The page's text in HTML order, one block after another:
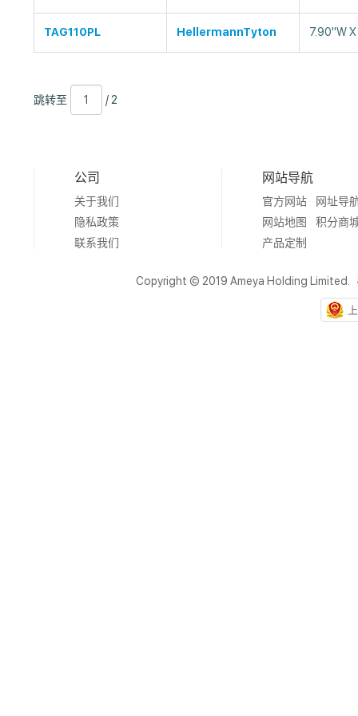
TAG110PL HellermannTyton 7.90"W
跳
转
跳转至
2
/ 2
公司
关于我们
隐私政策
联系我们
网站导航
官方网站
网址导
网站地图
积分商
产品定制
Copyright © 2019 Ameya Holding Limited.